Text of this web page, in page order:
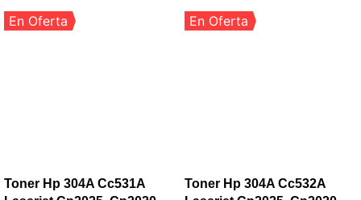
En Oferta
Toner Hp 304A Cc531A
En Oferta
Toner Hp 304A Cc532A